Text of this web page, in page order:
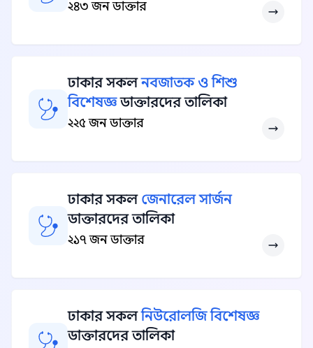
২৪৩ জন ডাক্তার
ঢাকার সকলনবজাতক ও শিশু
বিশেষজ্ঞডাক্তারদের তালিকা
২২৫ জন ডাক্তার
ঢাকার সকল জেনারেল সার্জন
ডাক্তারদের তালিকা
২১৭ জন ডাক্তার
ঢাকার সকলনিউরোলজি বিশেষজ্ঞ
ডাক্তারদের তালিকা